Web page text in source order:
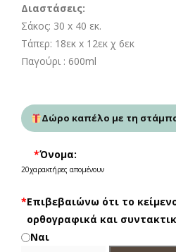
Διαστάσεις:
Σάκος: 30 x 40 εκ.
Τάπερ: 18εκ x 12εκ χ 6εκ
Παγούρι : 600ml
Δώρο καπέλο με τη
*Όνομα:
20χαρακτήρες απομένουν
*Επιβεβαιώνω ότι το
ορθογραφικά και
Ναι